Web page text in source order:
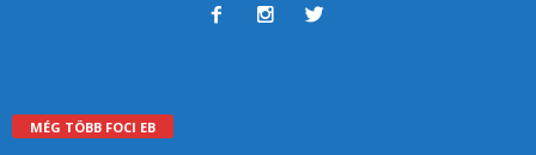
MÉG TÖBB FOCI EB